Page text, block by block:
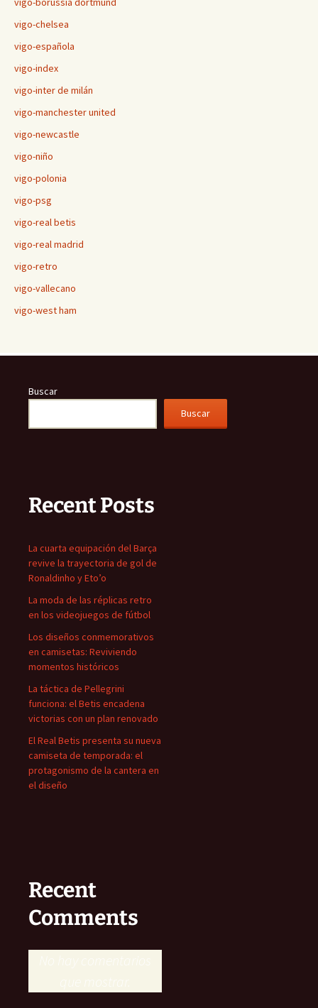
vigo-chelsea
vigo-española
vigo-index
vigo-inter de milán
vigo-manchester united
vigo-newcastle
vigo-niño
vigo-polonia
vigo-psg
vigo-real betis
vigo-real madrid
vigo-retro
vigo-vallecano
vigo-west ham
Buscar
Buscar
Recent Posts
La cuarta equipación del Barça
revive la trayectoria de gol de
Ronaldinho y Eto’o
La moda de las réplicas retro
en los videojuegos de fútbol
Los diseños conmemorativos
en camisetas: Reviviendo
momentos históricos
La táctica de Pellegrini
funciona: el Betis encadena
victorias con un plan renovado
El Real Betis presenta su nueva
camiseta de temporada: el
protagonismo de la cantera en
el diseño
Recent
Comments